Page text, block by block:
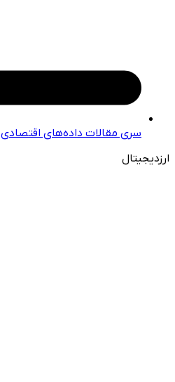
سری مقالات داده‌های اقتصادی
ارزدیجیتال